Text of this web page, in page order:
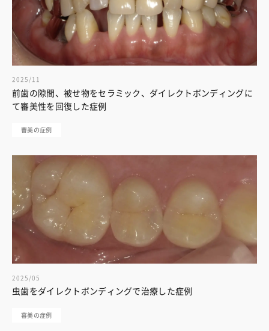
2025/11
前歯の隙間、被せ物をセラミック、ダイレクトボンディングに
て審美性を回復した症例
審美の症例
2025/05
虫歯をダイレクトボンディングで治療した症例
審美の症例